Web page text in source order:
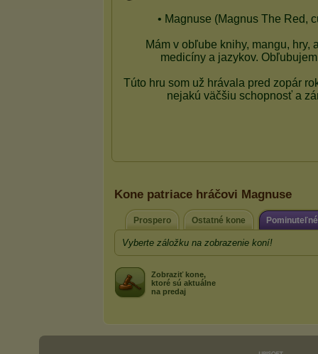
Kone patriace hráčovi Magnuse
Prospero Ostatné kone
Vyberte záložku na zobrazenie koní!
Zobraziť kone,
ktoré sú aktuálne
na predaj